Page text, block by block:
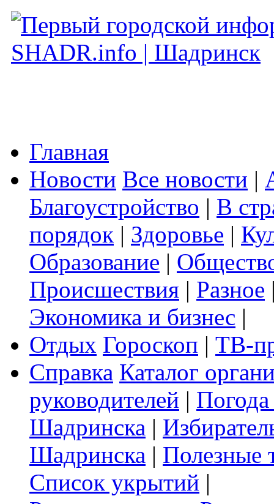
Главная
Новости Все новости |
Благоустройство | В
порядок | Здоровье |
Образование |
Происшествия | Разное
Экономика и бизнес |
Отдых Гороскоп | ТВ-
Справка Каталог
руководителей |
Шадринска |
Шадринска | Полезные
Список укрытий |